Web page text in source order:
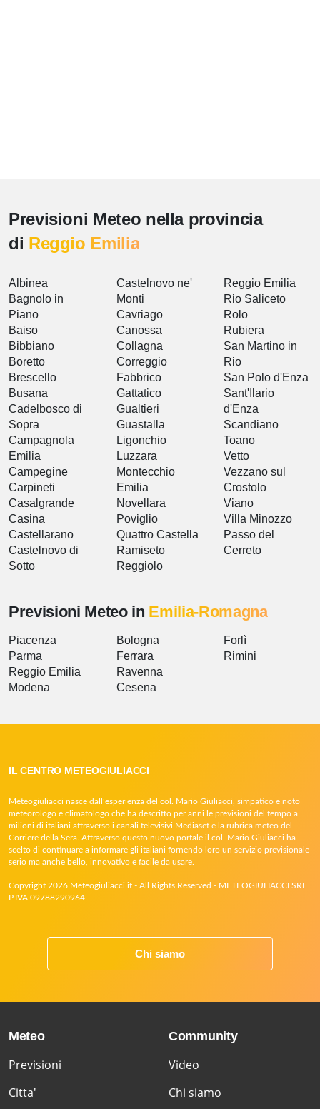
Previsioni Meteo nella provincia
di Reggio Emilia
Albinea
Bagnolo in
Piano
Baiso
Bibbiano
Boretto
Brescello
Busana
Cadelbosco di
Sopra
Campagnola
Emilia
Campegine
Carpineti
Casalgrande
Casina
Castellarano
Castelnovo di
Sotto
Castelnovo ne'
Monti
Cavriago
Canossa
Collagna
Correggio
Fabbrico
Gattatico
Gualtieri
Guastalla
Ligonchio
Luzzara
Montecchio
Emilia
Novellara
Poviglio
Quattro Castella
Ramiseto
Reggiolo
Reggio Emilia
Rio Saliceto
Rolo
Rubiera
San Martino in
Rio
San Polo d'Enza
Sant'Ilario
d'Enza
Scandiano
Toano
Vetto
Vezzano sul
Crostolo
Viano
Villa Minozzo
Passo del
Cerreto
Previsioni Meteo in Emilia-Romagna
Piacenza
Parma
Reggio Emilia
Modena
Bologna
Ferrara
Ravenna
Cesena
Forlì
Rimini
IL CENTRO METEOGIULIACCI
Meteogiuliacci nasce dall’esperienza del col. Mario Giuliacci, simpatico e noto
meteorologo e climatologo che ha descritto per anni le previsioni del tempo a
milioni di italiani attraverso i canali televisivi Mediaset e la rubrica meteo del
Corriere della Sera. Attraverso questo nuovo portale il col. Mario Giuliacci ha
scelto di continuare a informare gli italiani fornendo loro un servizio previsionale
serio ma anche bello, innovativo e facile da usare.
Copyright 2026 Meteogiuliacci.it - All Rights Reserved - METEOGIULIACCI SRL
P.IVA 09788290964
Chi siamo
Meteo
Previsioni
Citta'
Community
Video
Chi siamo